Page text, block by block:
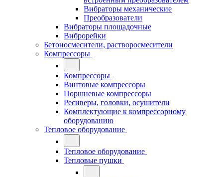
Вибраторы механические
Преобразователи
Вибраторы площадочные
Виброрейки
Бетоносмесители, растворосмесители
Компрессоры
Компрессоры
Винтовые компрессоры
Поршневые компрессоры
Ресиверы, головки, осушители
Комплектующие к компрессорному
оборудованию
Тепловое оборудование
Тепловое оборудование
Тепловые пушки